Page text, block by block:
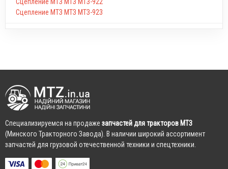
Сцепление МТЗ МТЗ МТЗ-923
Cпециализируемся на продаже запчастей для тракторов МТЗ
(Минского Тракторного Завода). В наличии широкий ассортимент
запчастей для грузовой отечественной техники и спецтехники.